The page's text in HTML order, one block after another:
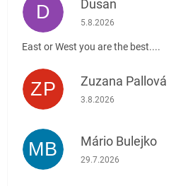
D Dusan
Hodnotenie obchodu
5.8.2026
East or West you are the best....
ZP Zuzana Pallová
Hodnotenie obchodu
3.8.2026
MB Mário Bulejko
Hodnotenie obchodu
29.7.2026